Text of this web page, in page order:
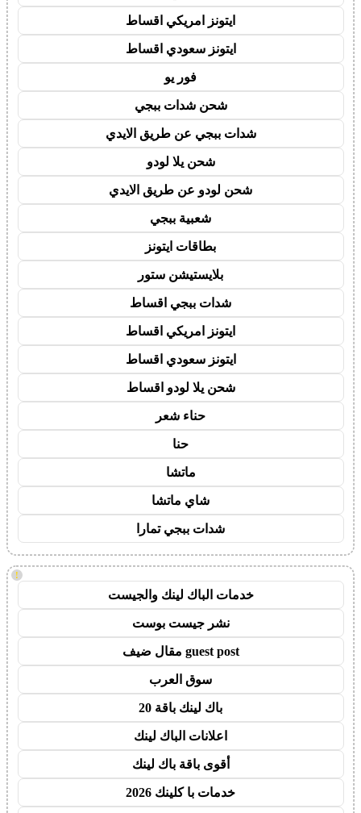
ايتونز امريكي اقساط
ايتونز سعودي اقساط
فور يو
شحن شدات ببجي
شدات ببجي عن طريق الايدي
شحن يلا لودو
شحن لودو عن طريق الايدي
شعبية ببجي
بطاقات ايتونز
بلايستيشن ستور
شدات ببجي اقساط
ايتونز امريكي اقساط
ايتونز سعودي اقساط
شحن يلا لودو اقساط
حناء شعر
حنا
ماتشا
شاي ماتشا
شدات ببجي تمارا
!
خدمات الباك لينك والجيست
نشر جيست بوست
guest post مقال ضيف
سوق العرب
باك لينك باقة 20
اعلانات الباك لينك
أقوى باقة باك لينك
خدمات با كلينك 2026